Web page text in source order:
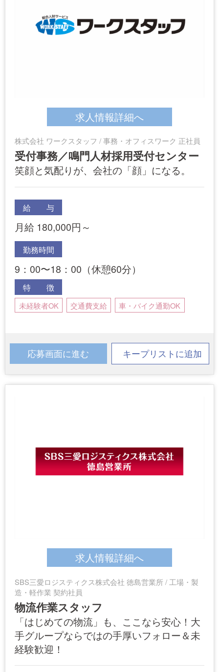
求人情報詳細へ
株式会社 ワークスタッフ / 事務・オフィスワーク 正社員
受付事務／鳴門人材採用受付センター
笑顔と気配りが、会社の「顔」になる。
給 与
月給 180,000円～
勤務時間
9：00〜18：00（休憩60分）
特 徴
未経験者OK 交通費支給 車・バイク通勤OK
応募画面に進む キープリストに追加
求人情報詳細へ
SBS三愛ロジスティクス株式会社 徳島営業所 / 工場・製
造・軽作業 契約社員
物流作業スタッフ
「はじめての物流」も、ここなら安心！大
手グループならではの手厚いフォロー＆未
経験歓迎！